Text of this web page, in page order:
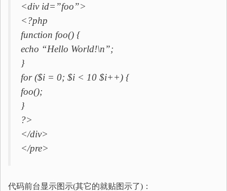
<div id=”foo”>
<?php
function foo() {
echo “Hello World!\n”;
}
for ($i = 0; $i < 10 $i++) {
foo();
}
?>
</div>
</pre>
代码前台显示图示(其它的就贴图示了)：